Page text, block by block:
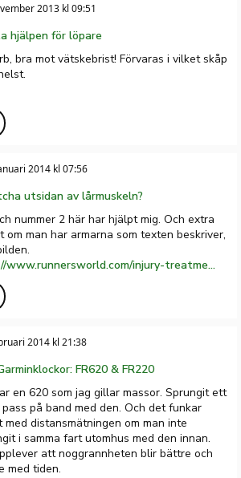
2013 kl 09:51
hjälpen för löpare
bra mot vätskebrist! Förvaras i vilket skåp
2014 kl 07:56
utsidan av lårmuskeln?
nummer 2 här har hjälpt mig. Och extra
om man har armarna som texten beskriver,
http://www.runnersworld.com/injury-treatment/stretching-and-strengthening-exercises-iliotibial-band-syndrome
2014 kl 21:38
FR620 & FR220
en 620 som jag gillar massor. Sprungit ett
på band med den. Och det funkar
med distansmätningen om man inte
i samma fart utomhus med den innan.
att noggrannheten blir bättre och
med tiden.